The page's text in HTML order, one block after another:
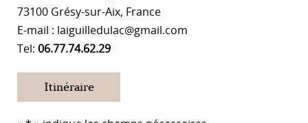
73100 Grésy-sur-Aix, France
E-mail : laiguilledulac@gmail.com
Tel: 06.77.74.62.29
Itinéraire